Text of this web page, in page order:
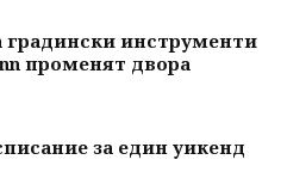
инструменти
променят двора
за един уикенд